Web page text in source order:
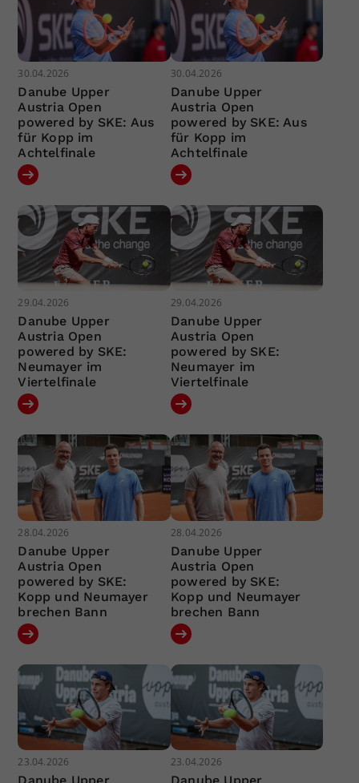
30.04.2026
Danube Upper
Austria Open
powered by SKE: Aus
für Kopp im
Achtelfinale
30.04.2026
Danube Upper
Austria Open
powered by SKE: Aus
für Kopp im
Achtelfinale
29.04.2026
Danube Upper
Austria Open
powered by SKE:
Neumayer im
Viertelfinale
29.04.2026
Danube Upper
Austria Open
powered by SKE:
Neumayer im
Viertelfinale
28.04.2026
Danube Upper
Austria Open
powered by SKE:
Kopp und Neumayer
brechen Bann
28.04.2026
Danube Upper
Austria Open
powered by SKE:
Kopp und Neumayer
brechen Bann
23.04.2026 23.04.2026